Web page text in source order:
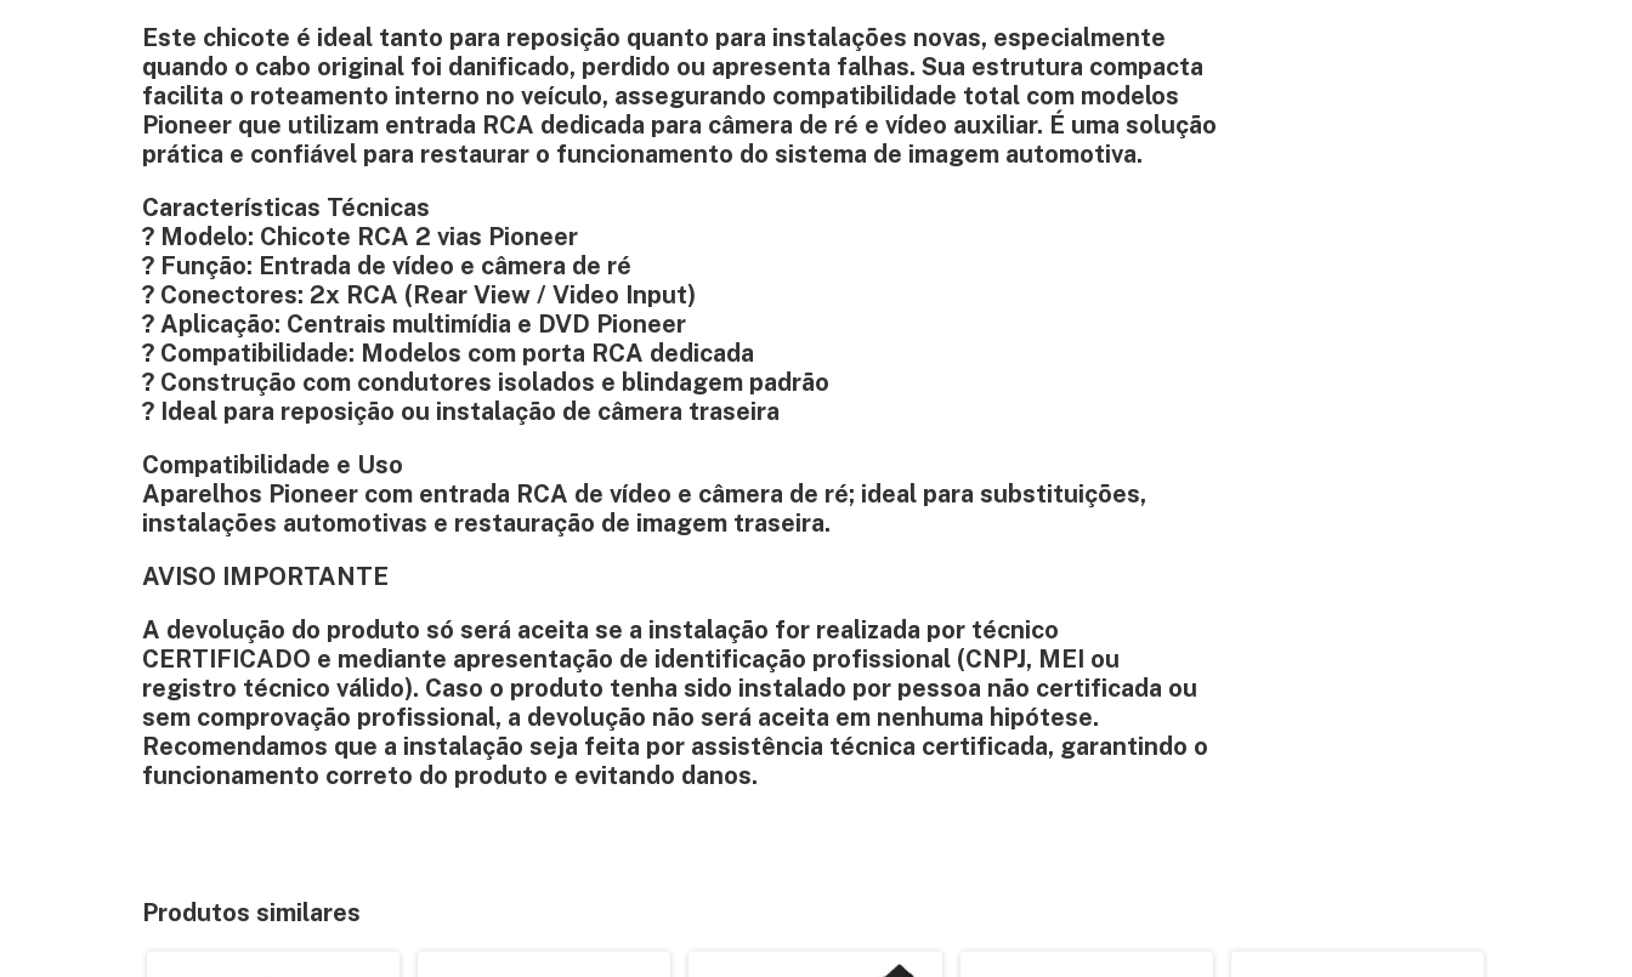
Este chicote é ideal tanto para reposição quanto para instalações novas, especialmente
quando o cabo original foi danificado, perdido ou apresenta falhas. Sua estrutura compacta
facilita o roteamento interno no veículo, assegurando compatibilidade total com modelos
Pioneer que utilizam entrada RCA dedicada para câmera de ré e vídeo auxiliar. É uma solução
prática e confiável para restaurar o funcionamento do sistema de imagem automotiva.
Características Técnicas
? Modelo: Chicote RCA 2 vias Pioneer
? Função: Entrada de vídeo e câmera de ré
? Conectores: 2x RCA (Rear View / Video Input)
? Aplicação: Centrais multimídia e DVD Pioneer
? Compatibilidade: Modelos com porta RCA dedicada
? Construção com condutores isolados e blindagem padrão
? Ideal para reposição ou instalação de câmera traseira
Compatibilidade e Uso
Aparelhos Pioneer com entrada RCA de vídeo e câmera de ré; ideal para substituições,
instalações automotivas e restauração de imagem traseira.
AVISO IMPORTANTE
A devolução do produto só será aceita se a instalação for realizada por técnico
CERTIFICADO e mediante apresentação de identificação profissional (CNPJ, MEI ou
registro técnico válido). Caso o produto tenha sido instalado por pessoa não certificada ou
sem comprovação profissional, a devolução não será aceita em nenhuma hipótese.
Recomendamos que a instalação seja feita por assistência técnica certificada, garantindo o
funcionamento correto do produto e evitando danos.
Produtos similares